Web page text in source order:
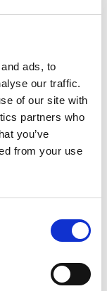
ads, to
our traffic.
of our site with
partners who
you’ve
from your use
fra UIA.
og fløyte.
også musikk
og Brasiliansk
flute and guitar